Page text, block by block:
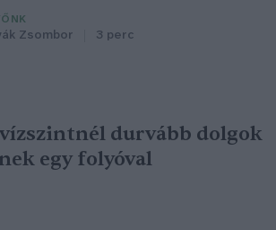
Zsombor 3 perc
durvább dolgok
egy folyóval